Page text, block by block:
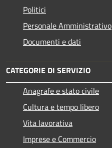
Politici
Personale Amministrativo
Documenti e dati
CATEGORIE DI SERVIZIO
Anagrafe e stato civile
Cultura e tempo libero
Vita lavorativa
Imprese e Commercio